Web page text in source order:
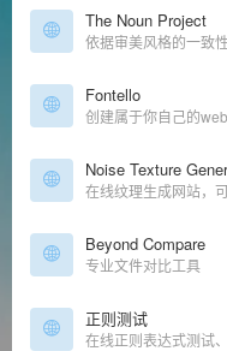
The Noun Project
依据审美风格的一致
Fontello
创建属于你自己的
Noise Texture
在线纹理生成网站，
Beyond Compare
专业文件对比工具
正则测试
在线正则表达式测试